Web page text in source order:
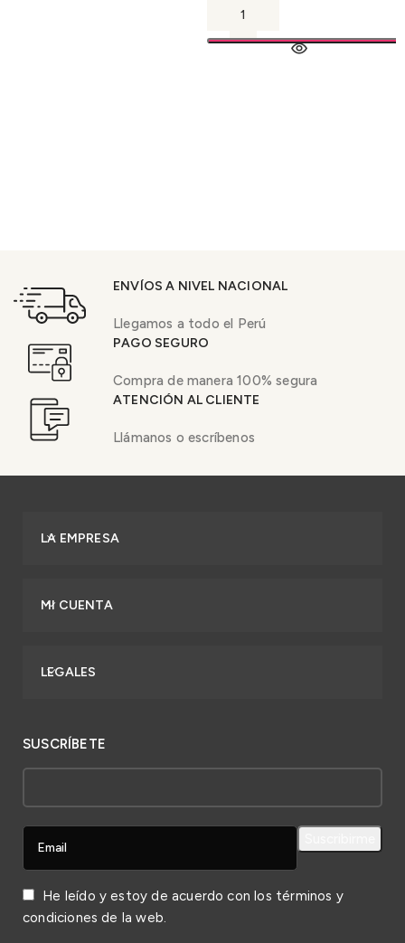
ENVÍOS A NIVEL NACIONAL
Llegamos a todo el Perú
PAGO SEGURO
Compra de manera 100% segura
ATENCIÓN AL CLIENTE
Llámanos o escríbenos
LA EMPRESA
MI CUENTA
LEGALES
SUSCRÍBETE
He leído y estoy de acuerdo con los términos y
condiciones de la web.